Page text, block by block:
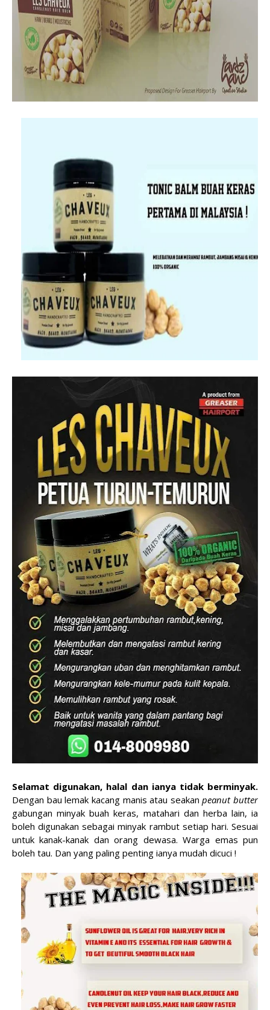
Selamat digunakan, halal dan ianya tidak berminyak.
Dengan bau lemak kacang manis atau seakanpeanut butter
gabungan minyak buah keras, matahari dan herba lain, ia
boleh digunakan sebagai minyak rambut setiap hari. Sesuai
untuk kanak-kanak dan orang dewasa. Warga emas pun
boleh tau. Dan yang paling penting ianya mudah dicuci !